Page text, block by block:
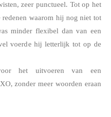
zeer punctueel. Tot op het
waarom hij nog niet tot
minder flexibel dan van een
voerde hij letterlijk tot op de
het uitvoeren van een
zonder meer woorden eraan